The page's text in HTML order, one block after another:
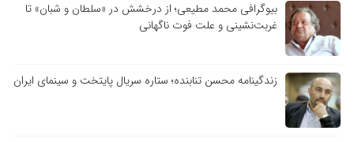
بیوگرافی محمد مطیعی؛ از درخشش در «سلطان و شبان» تا
غربت‌نشینی و علت فوت ناگهانی
زندگینامه محسن تنابنده؛ ستاره سریال پایتخت و سینمای ایران